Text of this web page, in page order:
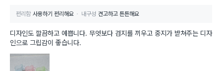
편리함 사용하기 편리해요 내구성 견고하고 튼튼해요
디자인도 깔끔하고 예쁩니다. 무엇보다 검지를 끼우고 중지가 받쳐주는 디자
인으로 그립감이 좋습니다.